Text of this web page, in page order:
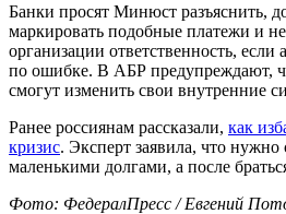
Банки просят Минюст разъяснить,
маркировать подобные платежи и
организации ответственность,
по ошибке. В АБР предупреждают,
смогут изменить свои внутренние
Ранее россиянам рассказали, как
кризис. Эксперт заявила, что нужно
маленькими долгами, а после
Фото: ФедералПресс / Евгений